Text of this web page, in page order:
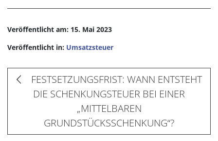
Veröffentlicht am: 15. Mai 2023
Veröffentlicht in: Umsatzsteuer
FESTSETZUNGSFRIST: WANN ENTSTEHT
DIE SCHENKUNGSTEUER BEI EINER
„MITTELBAREN
GRUNDSTÜCKSSCHENKUNG“?